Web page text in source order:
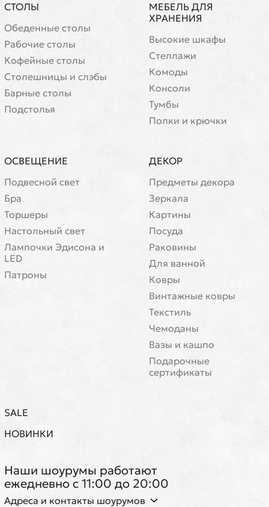
СТОЛЫ
Обеденные столы
Рабочие столы
Кофейные столы
Cтолешницы и слэбы
Барные столы
Подстолья
МЕБЕЛЬ ДЛЯ
ХРАНЕНИЯ
Высокие шкафы
Стеллажи
Комоды
Консоли
Тумбы
Полки и крючки
ОСВЕЩЕНИЕ
Подвесной свет
Бра
Торшеры
Настольный свет
Лампочки Эдисона и
LED
Патроны
ДЕКОР
Предметы декора
Зеркала
Картины
Посуда
Раковины
Для ванной
Ковры
Винтажные ковры
Текстиль
Чемоданы
Вазы и кашпо
Подарочные
сертификаты
SALE
НОВИНКИ
Наши шоурумы работают
ежедневно с 11:00 до 20:00
Адреса и контакты шоурумов